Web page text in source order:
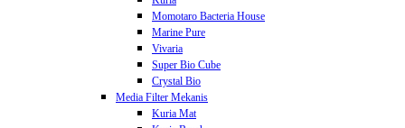
Momotaro Bacteria House
Marine Pure
Vivaria
Super Bio Cube
Crystal Bio
Media Filter Mekanis
Kuria Mat